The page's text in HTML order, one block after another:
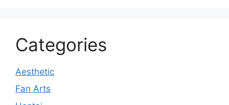
Categories
Aesthetic
Fan Arts